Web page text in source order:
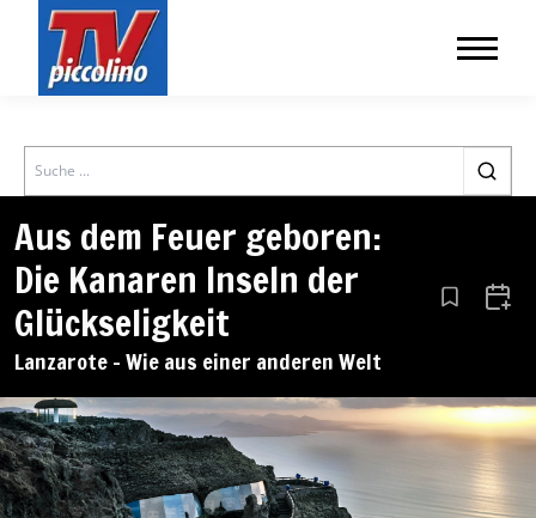
Search
Aus dem Feuer geboren:
Die Kanaren Inseln der
Glückseligkeit
Lanzarote – Wie aus einer anderen Welt
Aus den